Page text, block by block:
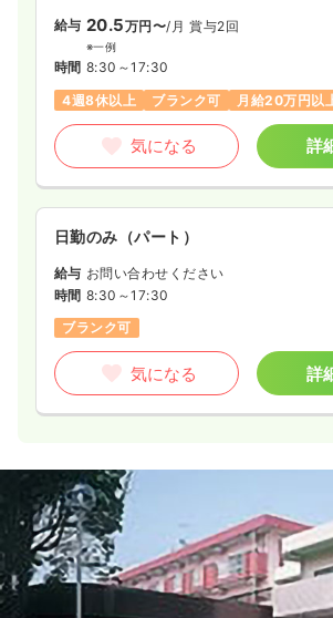
給与 20.5万円〜/月 賞与2回
※一例
時間 8:30～17:30
4週8休以上
ブランク可 月給20万円以
気になる 詳
日勤のみ（パート）
給与 お問い合わせください
時間 8:30～17:30
ブランク可
気になる 詳